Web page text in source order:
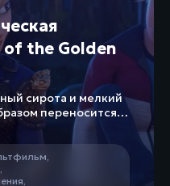
of the Golden
сирота и мелкий
переносится
четырех
Они должны
котор...,
,
,